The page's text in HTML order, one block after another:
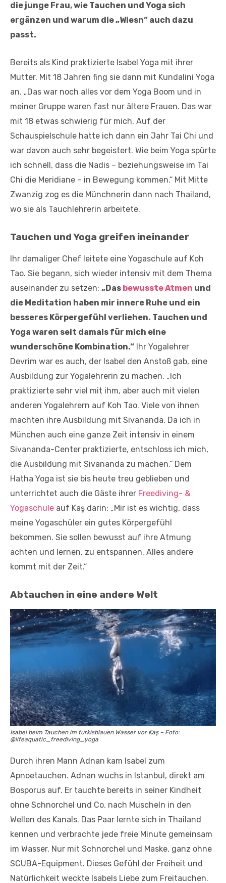
die junge Frau, wie Tauchen und Yoga sich
ergänzen und warum die „Wiesn“ auch dazu
passt.
Bereits als Kind praktizierte Isabel Yoga mit ihrer
Mutter. Mit 18 Jahren fing sie dann mit Kundalini Yoga
an. „Das war noch alles vor dem Yoga Boom und in
meiner Gruppe waren fast nur ältere Frauen. Das war
mit 18 etwas schwierig für mich. Auf der
Schauspielschule hatte ich dann ein Jahr Tai Chi und
war davon auch sehr begeistert. Wie beim Yoga spürte
ich schnell, dass die Nadis – beziehungsweise im Tai
Chi die Meridiane – in Bewegung kommen.“ Mit Mitte
Zwanzig zog es die Münchnerin dann nach Thailand,
wo sie als Tauchlehrerin arbeitete.
Tauchen und Yoga greifen ineinander
Ihr damaliger Chef leitete eine Yogaschule auf Koh
Tao. Sie begann, sich wieder intensiv mit dem Thema
auseinander zu setzen: „Das bewusste Atmen und
die Meditation haben mir innere Ruhe und ein
besseres Körpergefühl verliehen. Tauchen und
Yoga waren seit damals für mich eine
wunderschöne Kombination.“ Ihr Yogalehrer
Devrim war es auch, der Isabel den Anstoß gab, eine
Ausbildung zur Yogalehrerin zu machen. „Ich
praktizierte sehr viel mit ihm, aber auch mit vielen
anderen Yogalehrern auf Koh Tao. Viele von ihnen
machten ihre Ausbildung mit Sivananda. Da ich in
München auch eine ganze Zeit intensiv in einem
Sivananda-Center praktizierte, entschloss ich mich,
die Ausbildung mit Sivananda zu machen.“ Dem
Hatha Yoga ist sie bis heute treu geblieben und
unterrichtet auch die Gäste ihrer Freediving- &
Yogaschule auf Kaş darin: „Mir ist es wichtig, dass
meine Yogaschüler ein gutes Körpergefühl
bekommen. Sie sollen bewusst auf ihre Atmung
achten und lernen, zu entspannen. Alles andere
kommt mit der Zeit.“
Abtauchen in eine andere Welt
Isabel beim Tauchen im türkisblauen Wasser vor Kaş – Foto:
@lifeaquatic_freediving_yoga
Durch ihren Mann Adnan kam Isabel zum
Apnoetauchen. Adnan wuchs in Istanbul, direkt am
Bosporus auf. Er tauchte bereits in seiner Kindheit
ohne Schnorchel und Co. nach Muscheln in den
Wellen des Kanals. Das Paar lernte sich in Thailand
kennen und verbrachte jede freie Minute gemeinsam
im Wasser. Nur mit Schnorchel und Maske, ganz ohne
SCUBA-Equipment. Dieses Gefühl der Freiheit und
Natürlichkeit weckte Isabels Liebe zum Freitauchen.